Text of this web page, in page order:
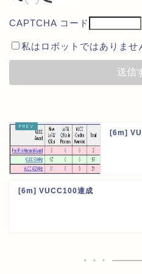
CAPTCHA コード
私はロボットではありませ
[6m]
[6m] VUCC100達成